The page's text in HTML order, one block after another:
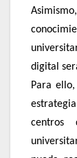
digital
Para
centros